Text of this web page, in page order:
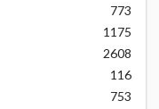
773
1175
2608
116
753